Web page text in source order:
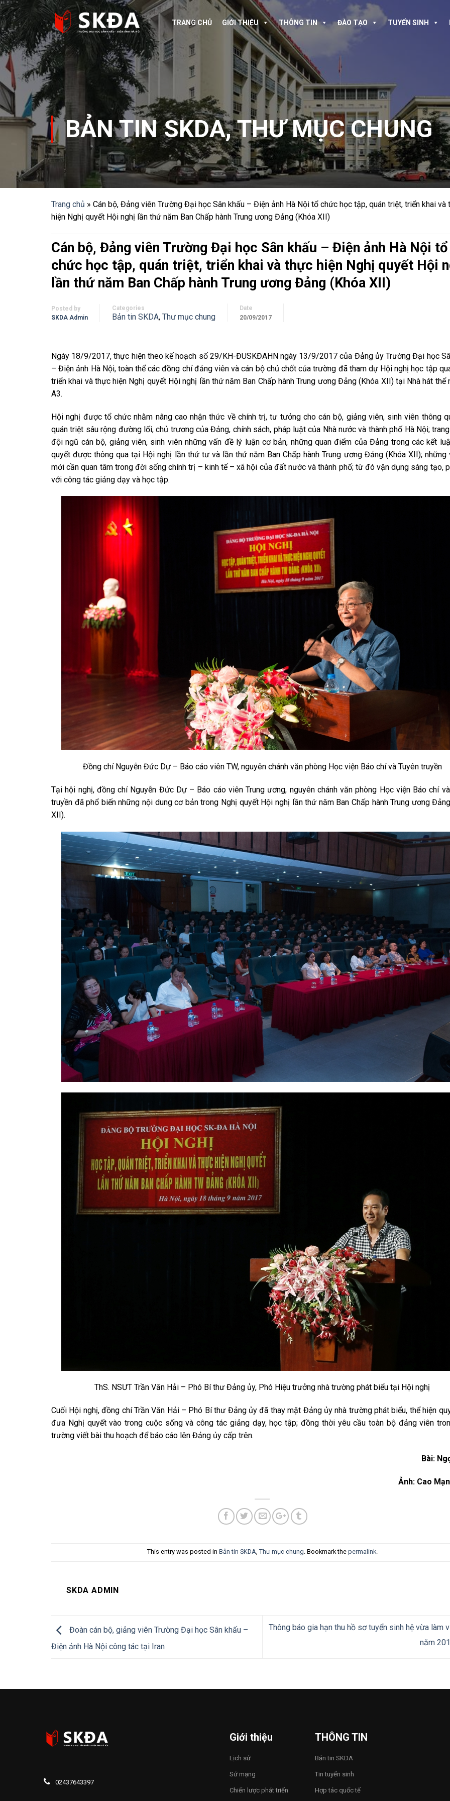
Skip
to
content
TRANG CHỦ GIỚI THIỆU THÔNG TIN ĐÀO TẠO TUYỂN SINH
BẢN TIN SKDA,THƯ MỤC CHUNG
Trang chủ » Cán bộ, Đảng viên Trường Đại học Sân khấu – Điện ảnh Hà Nội tổ chức học tập, quán triệt, triển khai và
hiện Nghị quyết Hội nghị lần thứ năm Ban Chấp hành Trung ương Đảng (Khóa XII)
Cán bộ, Đảng viên Trường Đại học Sân khấu – Điện ảnh Hà Nội tổ
chức học tập, quán triệt, triển khai và thực hiện Nghị quyết Hội
lần thứ năm Ban Chấp hành Trung ương Đảng (Khóa XII)
Posted by
SKDA Admin
Categories
Bản tin SKDA, Thư mục chung
Date
20/09/2017
Ngày 18/9/2017, thực hiện theo kế hoạch số 29/KH-ĐUSKĐAHN ngày 13/9/2017 của Đảng ủy Trường Đại học
– Điện ảnh Hà Nội, toàn thể các đồng chí đảng viên và cán bộ chủ chốt của trường đã tham dự Hội nghị học tập
triển khai và thực hiện Nghị quyết Hội nghị lần thứ năm Ban Chấp hành Trung ương Đảng (Khóa XII) tại Nhà hát thể
A3.
Hội nghị được tổ chức nhằm nâng cao nhận thức về chính trị, tư tưởng cho cán bộ, giảng viên, sinh viên thông
quán triệt sâu rộng đường lối, chủ trương của Đảng, chính sách, pháp luật của Nhà nước và thành phố Hà Nội;
đội ngũ cán bộ, giảng viên, sinh viên những vấn đề lý luận cơ bản, những quan điểm của Đảng trong các kết
quyết được thông qua tại Hội nghị lần thứ tư và lần thứ năm Ban Chấp hành Trung ương Đảng (Khóa XII); những
mới cần quan tâm trong đời sống chính trị – kinh tế – xã hội của đất nước và thành phố; từ đó vận dụng sáng tạo,
với công tác giảng dạy và học tập.
Đồng chí Nguyễn Đức Dự – Báo cáo viên TW, nguyên chánh văn phòng Học viện Báo chí và Tuyên truyền
Tại hội nghị, đồng chí Nguyễn Đức Dự – Báo cáo viên Trung ương, nguyên chánh văn phòng Học viện Báo chí
truyền đã phổ biến những nội dung cơ bản trong Nghị quyết Hội nghị lần thứ năm Ban Chấp hành Trung ương
XII).
ThS. NSƯT Trần Văn Hải – Phó Bí thư Đảng ủy, Phó Hiệu trưởng nhà trường phát biểu tại Hội nghị
Cuối Hội nghị, đồng chí Trần Văn Hải – Phó Bí thư Đảng ủy đã thay mặt Đảng ủy nhà trường phát biểu, thể hiện
đưa Nghị quyết vào trong cuộc sống và công tác giảng dạy, học tập; đồng thời yêu cầu toàn bộ đảng viên
trường viết bài thu hoạch để báo cáo lên Đảng ủy cấp trên.
Bài:
Ảnh: Cao
This entry was posted in Bản tin SKDA, Thư mục chung. Bookmark the permalink.
SKDA ADMIN
Đoàn cán bộ, giảng viên Trường Đại học Sân khấu –
Điện ảnh Hà Nội công tác tại Iran
Thông báo gia hạn thu hồ sơ tuyển sinh hệ vừa làm
năm
02437643397
Giới thiệu
Lịch sử
Sứ mạng
Chiến lược phát triển
THÔNG TIN
Bản tin SKDA
Tin tuyển sinh
Hợp tác quốc tế